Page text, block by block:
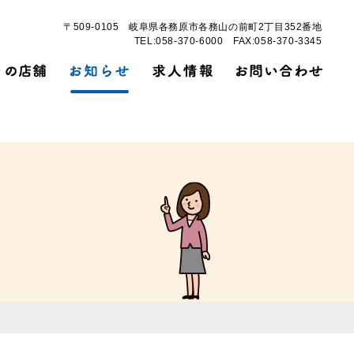
〒509-0105 岐阜県各務原市各務山の前町2丁目352番地
TEL:058-370-6000 FAX:058-370-3345